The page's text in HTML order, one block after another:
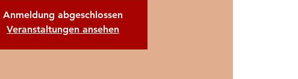
Anmeldung abgeschlossen
Veranstaltungen ansehen